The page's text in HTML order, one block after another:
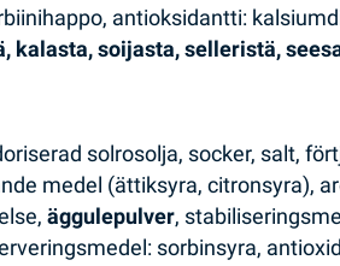
antioksidantti:
kalasta, soijasta, selleristä,
solrosolja, socker, salt,
medel (ättiksyra, citronsyra),
äggulepulver,
sorbinsyra,